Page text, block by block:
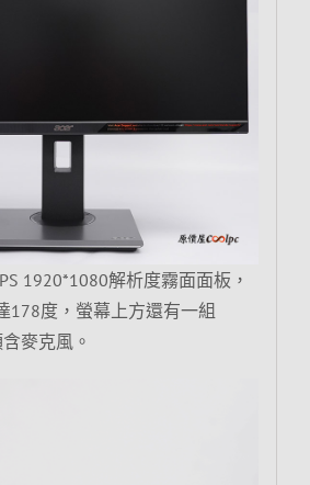
1920*1080解析度霧面面板，
178度，螢幕上方還有一組
麥克風。